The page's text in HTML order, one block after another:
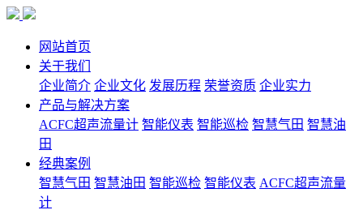
网站首页
关于我们
企业简介 企业文化 发展历程 荣誉资质 企业实力
产品与解决方案
ACFC超声流量计 智能仪表 智能巡检 智慧气田 智慧油
田
经典案例
智慧气田 智慧油田 智能巡检 智能仪表 ACFC超声流量
计